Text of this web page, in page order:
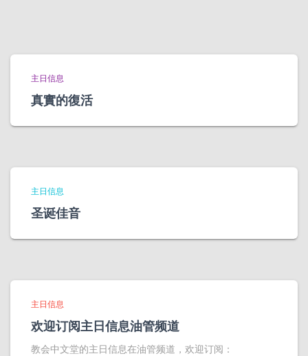
主日信息
真實的復活
主日信息
圣诞佳音
主日信息
欢迎订阅主日信息油管频道
教会中文堂的主日信息在油管频道，欢迎订阅：